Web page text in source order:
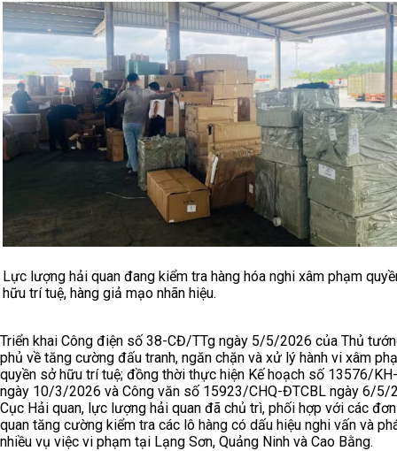
Lực lượng hải quan đang kiểm tra hàng hóa nghi xâm phạm
hữu trí tuệ, hàng giả mạo nhãn hiệu.
Triển khai Công điện số 38-CĐ/TTg ngày 5/5/2026 của Thủ
phủ về tăng cường đấu tranh, ngăn chặn và xử lý hành vi xâm
quyền sở hữu trí tuệ; đồng thời thực hiện Kế hoạch số 13576/
ngày 10/3/2026 và Công văn số 15923/CHQ-ĐTCBL ngày 6/5/
Cục Hải quan, lực lượng hải quan đã chủ trì, phối hợp với các
quan tăng cường kiểm tra các lô hàng có dấu hiệu nghi vấn và
nhiều vụ việc vi phạm tại Lạng Sơn, Quảng Ninh và Cao Bằng.